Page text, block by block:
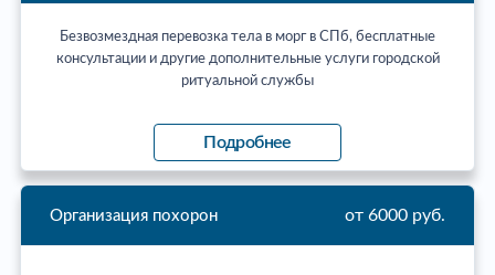
Безвозмездная перевозка тела в морг в СПб, бесплатные
консультации и другие дополнительные услуги городской
ритуальной службы
Подробнее
Организация похорон от 6000 руб.